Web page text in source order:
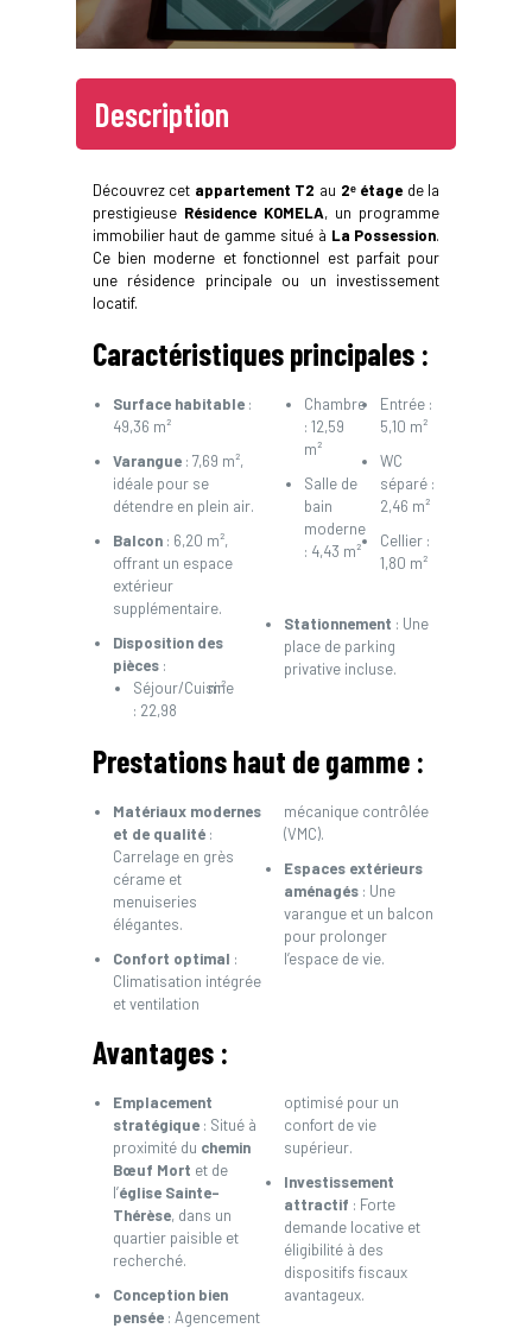
Description
Découvrez cet appartement T2 au 2ᵉ étage de la
prestigieuse Résidence KOMELA, un programme
immobilier haut de gamme situé à La Possession.
Ce bien moderne et fonctionnel est parfait pour
une résidence principale ou un investissement
locatif.
Caractéristiques principales :
Surface habitable:
49,36 m²
Varangue: 7,69 m²,
idéale pour se
détendre en plein air.
Balcon: 6,20 m²,
offrant un espace
extérieur
supplémentaire.
Disposition des
pièces:
Séjour/Cuisine
: 22,98
m²
Chambre
: 12,59
m²
Salle de
bain
moderne
: 4,43 m²
Entrée :
5,10 m²
WC
séparé :
2,46 m²
Cellier :
1,80 m²
Stationnement : Une
place de parking
privative incluse.
Prestations haut de gamme :
Matériaux modernes
et de qualité:
Carrelage en grès
cérame et
menuiseries
élégantes.
Confort optimal :
Climatisation intégrée
et ventilation
mécanique contrôlée
(VMC).
Espaces extérieurs
aménagés : Une
varangue et un balcon
pour prolonger
l’espace de vie.
Avantages :
Emplacement
stratégique: Situé à
proximité du chemin
Bœuf Mort et de
l’église Sainte-
Thérèse, dans un
quartier paisible et
recherché.
Conception bien
pensée: Agencement
optimisé pour un
confort de vie
supérieur.
Investissement
attractif : Forte
demande locative et
éligibilité à des
dispositifs fiscaux
avantageux.